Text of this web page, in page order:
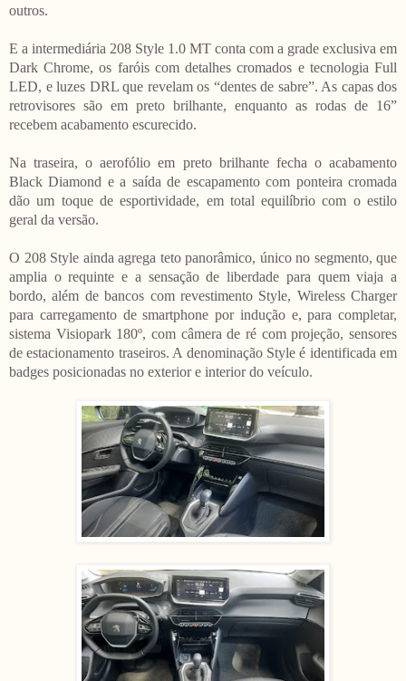
outros.
E a intermediária 208 Style 1.0 MT conta com a grade exclusiva em
Dark Chrome, os faróis com detalhes cromados e tecnologia Full
LED, e luzes DRL que revelam os “dentes de sabre”. As capas dos
retrovisores são em preto brilhante, enquanto as rodas de 16”
recebem acabamento escurecido.
Na traseira, o aerofólio em preto brilhante fecha o acabamento
Black Diamond e a saída de escapamento com ponteira cromada
dão um toque de esportividade, em total equilíbrio com o estilo
geral da versão.
O 208 Style ainda agrega teto panorâmico, único no segmento, que
amplia o requinte e a sensação de liberdade para quem viaja a
bordo, além de bancos com revestimento Style, Wireless Charger
para carregamento de smartphone por indução e, para completar,
sistema Visiopark 180º, com câmera de ré com projeção, sensores
de estacionamento traseiros. A denominação Style é identificada em
badges posicionadas no exterior e interior do veículo.